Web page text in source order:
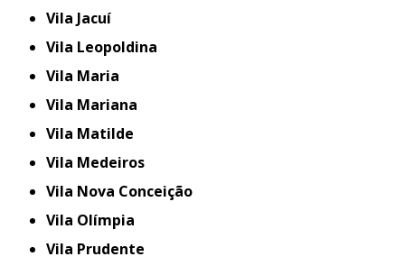
Vila Jacuí
Vila Leopoldina
Vila Maria
Vila Mariana
Vila Matilde
Vila Medeiros
Vila Nova Conceição
Vila Olímpia
Vila Prudente